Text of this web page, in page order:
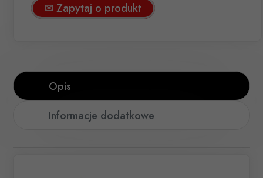
✉ Zapytaj o produkt
Opis
Informacje dodatkowe